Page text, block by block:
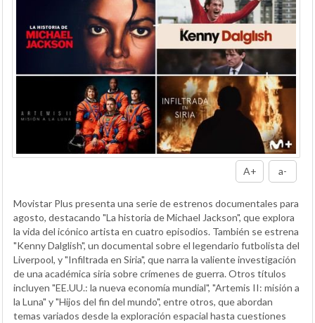
A+ a-
Movistar Plus presenta una serie de estrenos documentales para
agosto, destacando "La historia de Michael Jackson", que explora
la vida del icónico artista en cuatro episodios. También se estrena
"Kenny Dalglish", un documental sobre el legendario futbolista del
Liverpool, y "Infiltrada en Siria", que narra la valiente investigación
de una académica siria sobre crímenes de guerra. Otros títulos
incluyen "EE.UU.: la nueva economía mundial", "Artemis II: misión a
la Luna" y "Hijos del fin del mundo", entre otros, que abordan
temas variados desde la exploración espacial hasta cuestiones